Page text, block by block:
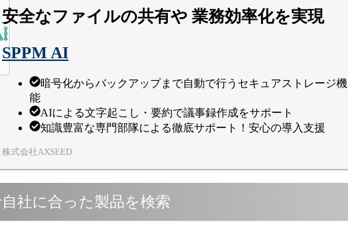
安全なファイルの共有や 業務効率化を実現
SPPM AI
暗号化からバックアップまで自動で行うセキュアストレージ機
能
AIによる文字起こし・要約で議事録作成をサポート
知識豊富な専門部隊による徹底サポート！安心の導入支援
株式会社AXSEED
社に合った製品を検索